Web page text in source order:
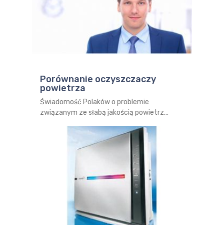
Porównanie oczyszczaczy
powietrza
Świadomość Polaków o problemie
związanym ze słabą jakością powietrz...